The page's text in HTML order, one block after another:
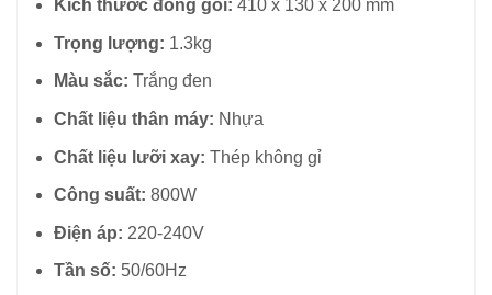
Kích thước đóng gói: 410 x 130 x 200 mm
Trọng lượng: 1.3kg
Màu sắc: Trắng đen
Chất liệu thân máy: Nhựa
Chất liệu lưỡi xay: Thép không gỉ
Công suất: 800W
Điện áp: 220-240V
Tần số: 50/60Hz